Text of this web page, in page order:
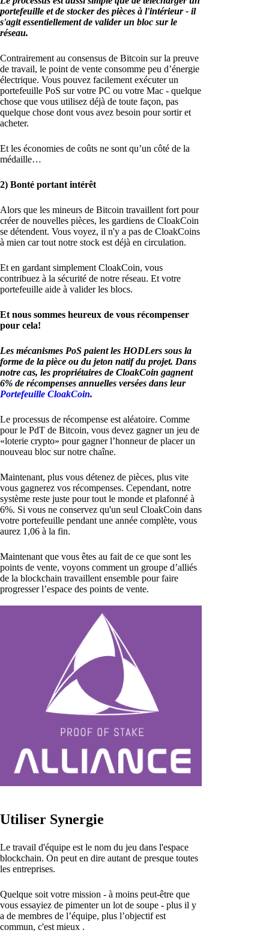
portefeuille et de stocker des pièces à l'intérieur - il
s'agit essentiellement de valider un bloc sur le
réseau.
Contrairement au consensus de Bitcoin sur la preuve
de travail, le point de vente consomme peu d’énergie
électrique. Vous pouvez facilement exécuter un
portefeuille PoS sur votre PC ou votre Mac - quelque
chose que vous utilisez déjà de toute façon, pas
quelque chose dont vous avez besoin pour sortir et
acheter.
Et les économies de coûts ne sont qu’un côté de la
médaille…
2) Bonté portant intérêt
Alors que les mineurs de Bitcoin travaillent fort pour
créer de nouvelles pièces, les gardiens de CloakCoin
se détendent. Vous voyez, il n'y a pas de CloakCoins
à mien car tout notre stock est déjà en circulation.
Et en gardant simplement CloakCoin, vous
contribuez à la sécurité de notre réseau. Et votre
portefeuille aide à valider les blocs.
Et nous sommes heureux de vous récompenser
pour cela!
Les mécanismes PoS paient les HODLers sous la
forme de la pièce ou du jeton natif du projet. Dans
notre cas, les propriétaires de CloakCoin gagnent
6% de récompenses annuelles versées dans leur
Portefeuille CloakCoin.
Le processus de récompense est aléatoire. Comme
pour le PdT de Bitcoin, vous devez gagner un jeu de
«loterie crypto» pour gagner l’honneur de placer un
nouveau bloc sur notre chaîne.
Maintenant, plus vous détenez de pièces, plus vite
vous gagnerez vos récompenses. Cependant, notre
système reste juste pour tout le monde et plafonné à
6%. Si vous ne conservez qu'un seul CloakCoin dans
votre portefeuille pendant une année complète, vous
aurez 1,06 à la fin.
Maintenant que vous êtes au fait de ce que sont les
points de vente, voyons comment un groupe d’alliés
de la blockchain travaillent ensemble pour faire
progresser l’espace des points de vente.
Utiliser Synergie
Le travail d'équipe est le nom du jeu dans l'espace
blockchain. On peut en dire autant de presque toutes
les entreprises.
Quelque soit votre mission - à moins peut-être que
vous essayiez de pimenter un lot de soupe - plus il y
a de membres de l’équipe, plus l’objectif est
commun, c'est mieux .